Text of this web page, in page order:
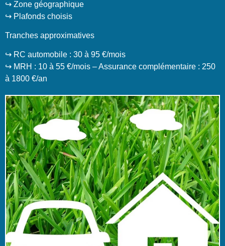
↪️ Zone géographique
↪️ Plafonds choisis
Tranches approximatives
↪️ RC automobile : 30 à 95 €/mois
↪️ MRH : 10 à 55 €/mois – Assurance complémentaire : 250
à 1800 €/an